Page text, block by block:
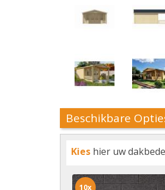
Beschikbare
Kies hier uw
10x